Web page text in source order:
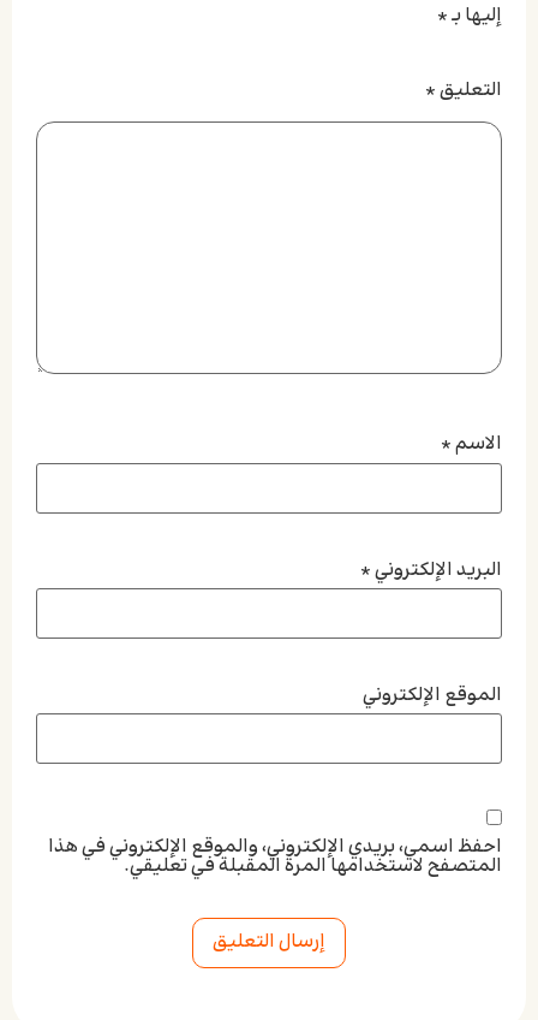
إليها بـ*
التعليق*
الاسم*
البريد الإلكتروني*
الموقع الإلكتروني
احفظ اسمي، بريدي الإلكتروني، والموقع الإلكتروني في هذا
المتصفح لاستخدامها المرة المقبلة في تعليقي.